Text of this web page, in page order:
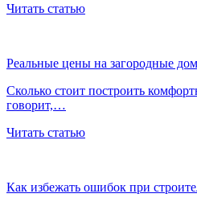
Читать статью
Реальные цены на загородные
Сколько стоит построить
говорит,…
Читать статью
Как избежать ошибок при